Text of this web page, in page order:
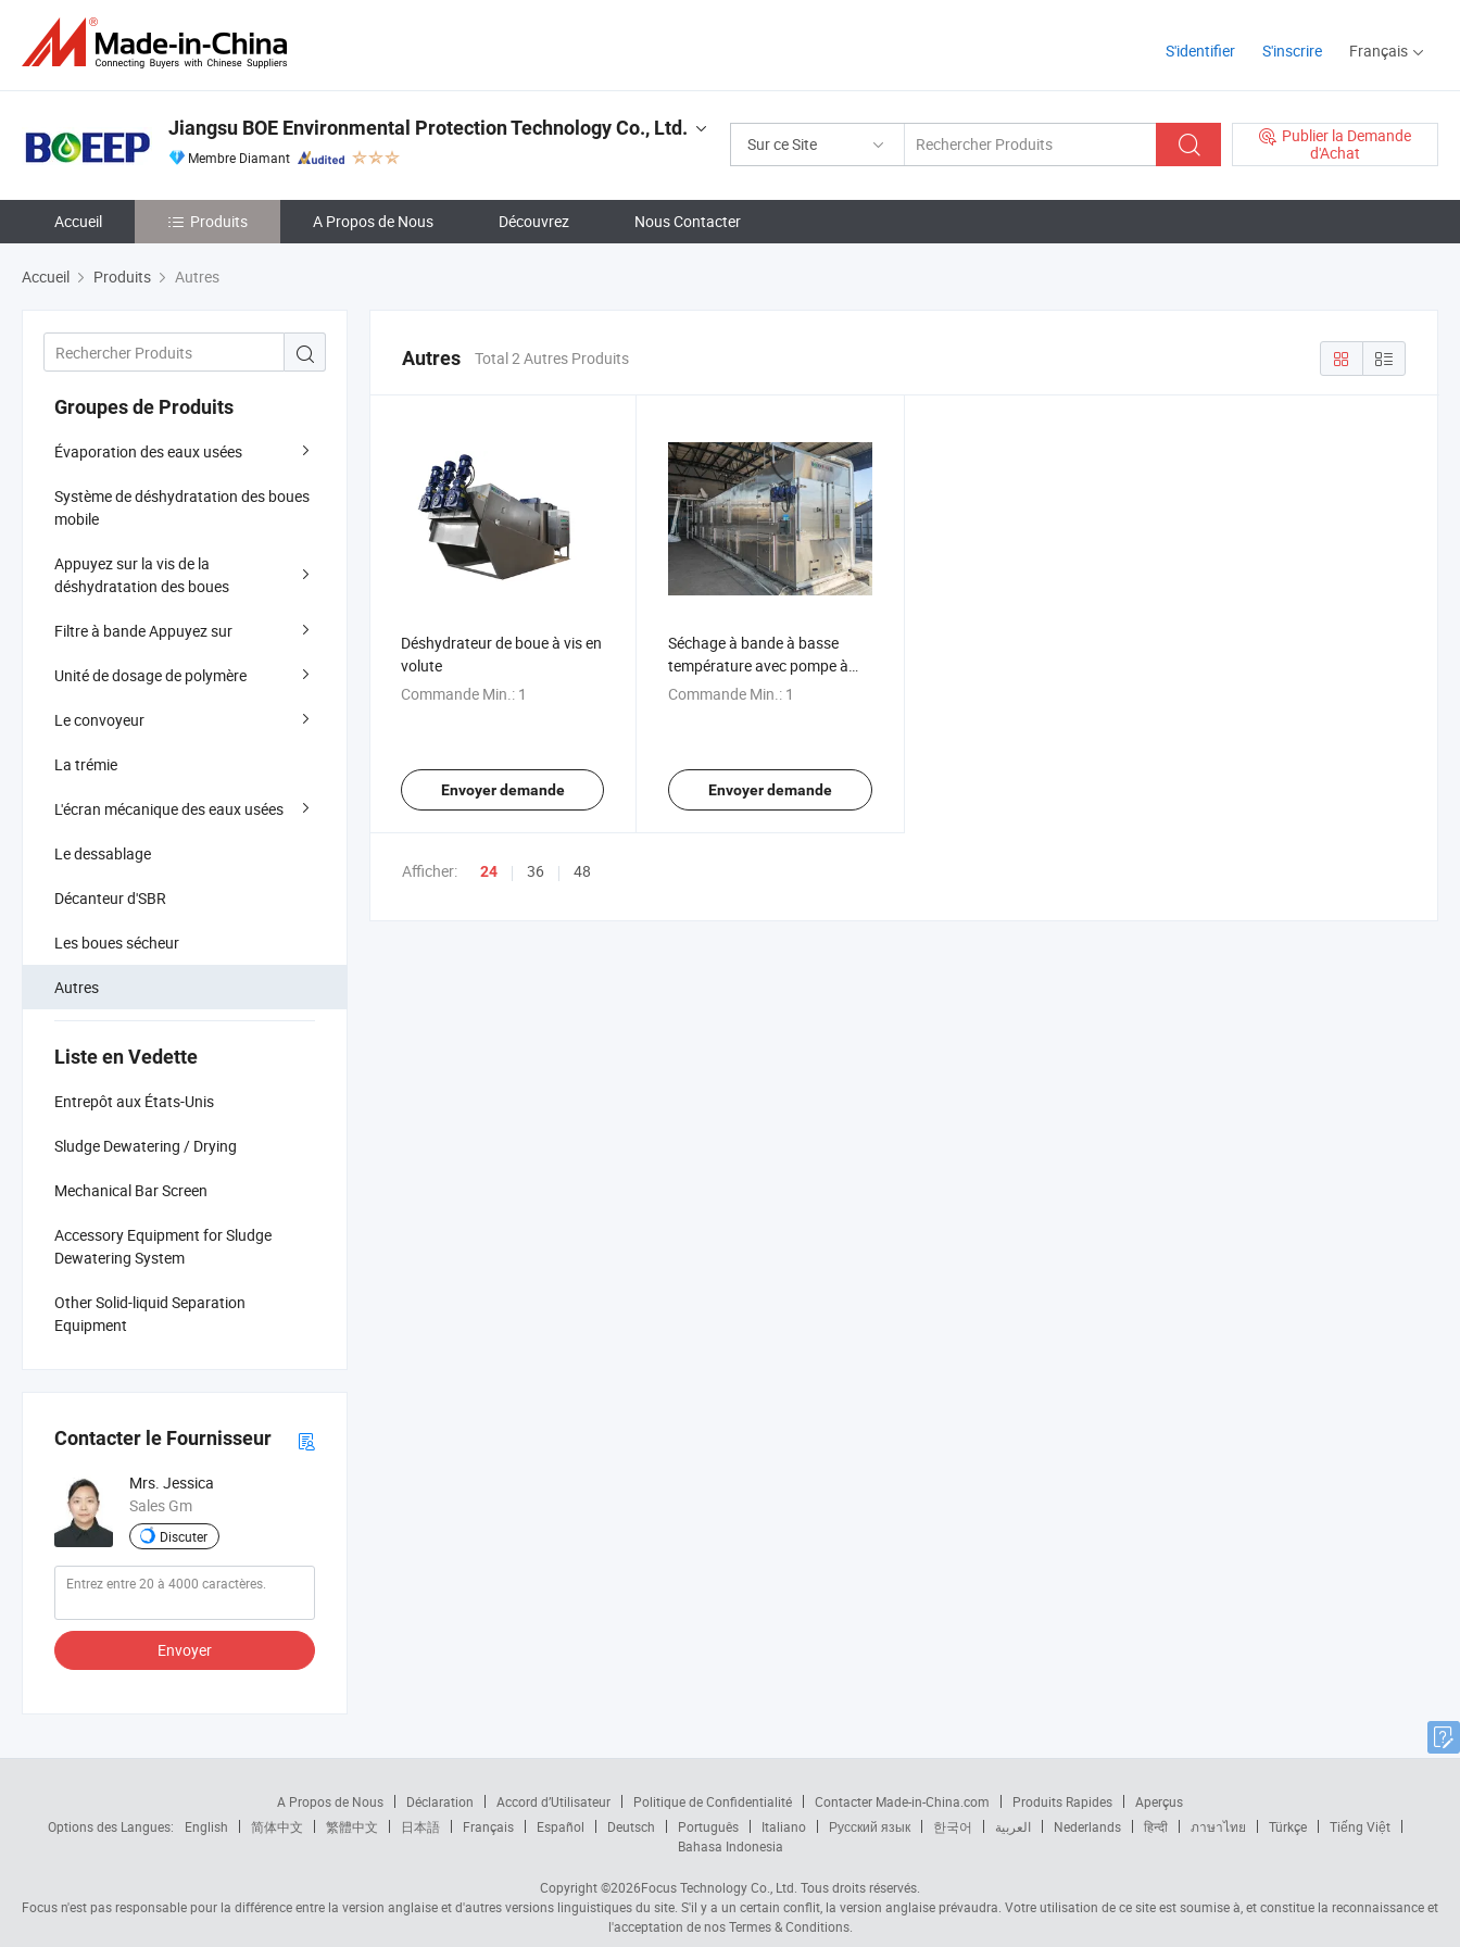
S'identifier S'inscrire Français
Sur ce Site
Publier la Demande
d'Achat
Jiangsu BOE Environmental Protection Technology Co., Ltd.
Membre Diamant
Accueil Produits A Propos de Nous Découvrez Nous Contacter
Accueil Produits Autres
Groupes de Produits
Évaporation des eaux usées
Système de déshydratation des boues
mobile
Appuyez sur la vis de la
déshydratation des boues
Filtre à bande Appuyez sur
Unité de dosage de polymère
Le convoyeur
La trémie
L'écran mécanique des eaux usées
Le dessablage
Décanteur d'SBR
Les boues sécheur
Autres
Liste en Vedette
Entrepôt aux États-Unis
Sludge Dewatering / Drying
Mechanical Bar Screen
Accessory Equipment for Sludge
Dewatering System
Other Solid-liquid Separation
Equipment
Contacter le Fournisseur
Mrs. Jessica
Sales Gm
Discuter
Envoyer
Autres Total 2 Autres Produits
Déshydrateur de boue à vis en
volute
Commande Min.: 1
Envoyer demande
Séchage à bande à basse
température avec pompe à
chaleur
Commande Min.: 1
Envoyer demande
Afficher: 24 36 48
A Propos de Nous Déclaration Accord d’Utilisateur Politique de Confidentialité Contacter Made-in-China.com Produits Rapides
Aperçus
Options des Langues:
English 简体中文 繁體中文 日本語 Français Español Deutsch Português Italiano Русский язык 한국어 العربية Nederlands हिन्दी ภาษาไทย Türkçe
Tiếng Việt
Bahasa Indonesia
Copyright ©2026Focus Technology Co., Ltd. Tous droits réservés.
Focus n'est pas responsable pour la différence entre la version anglaise et d'autres versions linguistiques du site. S'il y a un certain conflit, la version anglaise prévaudra. Votre utilisation de ce site est soumise à, et constitue la reconnaissance et
l'acceptation de nos Termes & Conditions.